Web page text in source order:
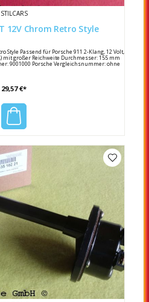
STILCARS
12V Chrom Retro Style
Style Passend für Porsche 911 2-Klang, 12 Volt,
mit großer Reichweite Durchmesser: 155 mm
9001000 Porsche Vergleichsnummer: ohne
29,57 €*